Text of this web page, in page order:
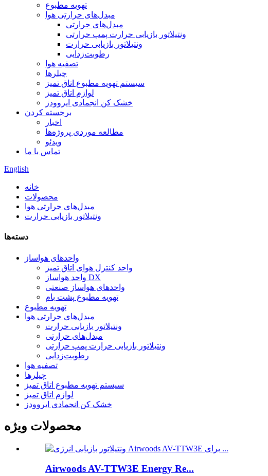
تهویه مطبوع
مبدل‌های حرارتی هوا
مبدل‌های حرارتی
ونتیلاتور بازیابی حرارت پمپ حرارتی
ونتیلاتور بازیابی حرارت
رطوبت‌زدایی
تصفیه هوا
چیلرها
سیستم تهویه مطبوع اتاق تمیز
لوازم اتاق تمیز
خشک کن انجمادی ایروودز
برجسته کردن
اخبار
مطالعه موردی پروژه‌ها
ویدئو
تماس با ما
English
خانه
محصولات
مبدل‌های حرارتی هوا
ونتیلاتور بازیابی حرارت
دسته‌ها
واحدهای هواساز
واحد کنترل هوای اتاق تمیز
واحد هواساز DX
واحدهای هواساز صنعتی
تهویه مطبوع پشت بام
تهویه مطبوع
مبدل‌های حرارتی هوا
ونتیلاتور بازیابی حرارت
مبدل‌های حرارتی
ونتیلاتور بازیابی حرارت پمپ حرارتی
رطوبت‌زدایی
تصفیه هوا
چیلرها
سیستم تهویه مطبوع اتاق تمیز
لوازم اتاق تمیز
خشک کن انجمادی ایروودز
محصولات ویژه
Airwoods AV-TTW3E Energy Re...